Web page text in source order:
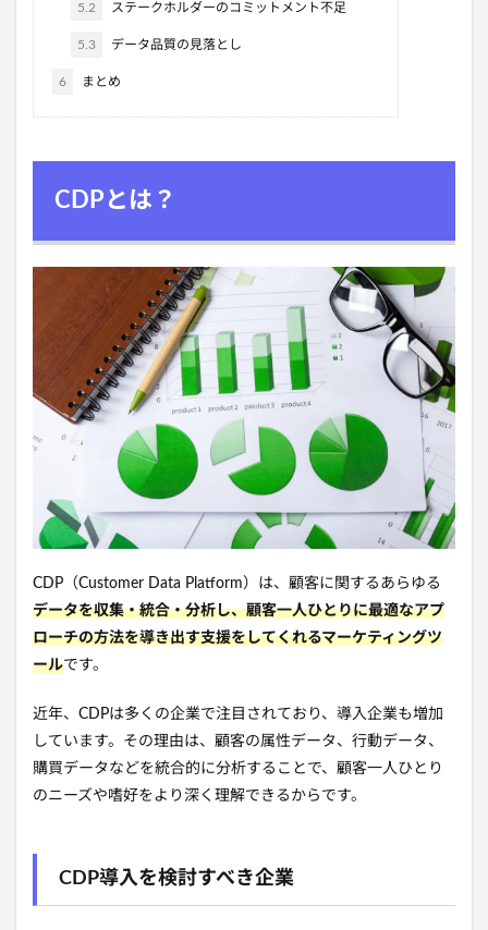
5.2 ステークホルダーのコミットメント不足
5.3 データ品質の見落とし
6 まとめ
CDPとは？
CDP（Customer Data Platform）は、顧客に関するあらゆる
データを収集・統合・分析し、顧客一人ひとりに最適なアプ
ローチの方法を導き出す支援をしてくれるマーケティングツ
ールです。
近年、CDPは多くの企業で注目されており、導入企業も増加
しています。その理由は、顧客の属性データ、行動データ、
購買データなどを統合的に分析することで、顧客一人ひとり
のニーズや嗜好をより深く理解できるからです。
CDP導入を検討すべき企業